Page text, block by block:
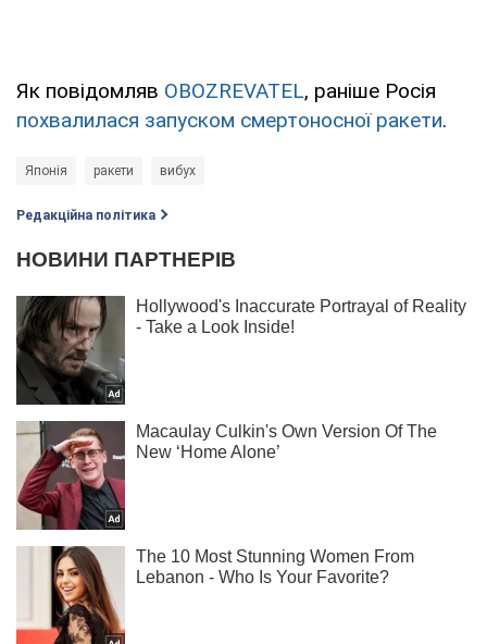
Як повідомляв OBOZREVATEL, раніше Росія
похвалилася запуском смертоносної ракети.
Японія ракети вибух
Редакційна політика